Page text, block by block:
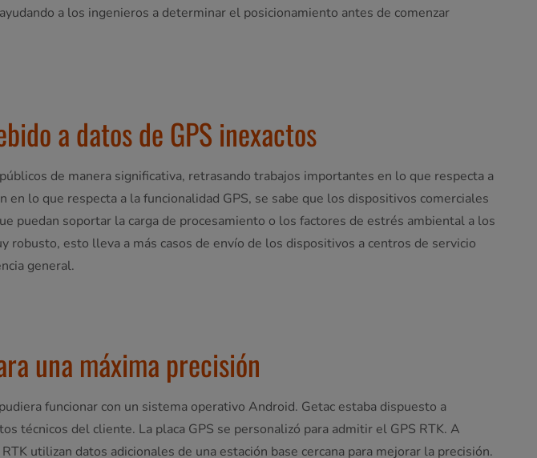
a los ingenieros a determinar el posicionamiento antes de comenzar
a datos de GPS inexactos
de manera significativa, retrasando trabajos importantes en lo que respecta a
lo que respecta a la funcionalidad GPS, se sabe que los dispositivos comerciales
puedan soportar la carga de procesamiento o los factores de estrés ambiental a los
esto lleva a más casos de envío de los dispositivos a centros de servicio
general.
una máxima precisión
funcionar con un sistema operativo Android. Getac estaba dispuesto a
técnicos del cliente. La placa GPS se personalizó para admitir el GPS RTK. A
utilizan datos adicionales de una estación base cercana para mejorar la precisión.